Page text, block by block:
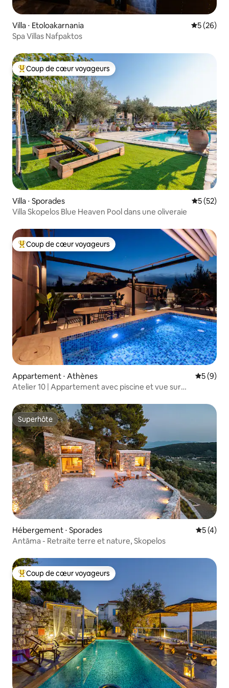
Villa ⋅ Etoloakarnania
5 (26)
Spa Villas Nafpaktos
Coups de cœur voyageurs les plus appréciés
Coup de cœur voyageurs
Villa ⋅ Sporades
5 (52)
Villa Skopelos Blue Heaven Pool dans une oliveraie
Coups de cœur voyageurs les plus appréciés
Coup de cœur voyageurs
Appartement ⋅ Athènes
5 (9)
Atelier 10 | Appartement avec piscine et vue sur
Superhôte
Superhôte
Hébergement ⋅ Sporades
5 (4)
Antāma - Retraite terre et nature, Skopelos
Coups de cœur voyageurs les plus appréciés
Coup de cœur voyageurs